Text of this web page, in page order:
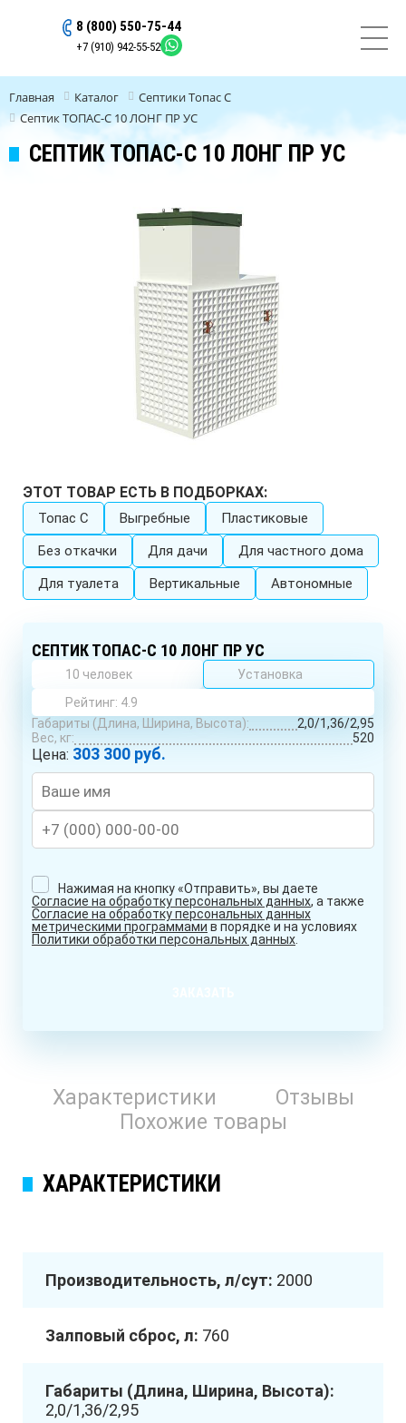
8 (800) 550-75-44
+7 (910) 942-55-52
Главная Каталог
Септики Топас C
Септик ТОПАС-С 10 ЛОНГ ПР УС
СЕПТИК ТОПАС-С 10 ЛОНГ ПР УС
ЭТОТ ТОВАР ЕСТЬ В ПОДБОРКАХ:
Топас C Выгребные
Пластиковые
Без откачки
Для дачи
Для частного дома
Для туалета
Вертикальные Автономные
СЕПТИК ТОПАС-С 10 ЛОНГ ПР УС
10 человек
Установка
Рейтинг: 4.9
Габариты (Длина, Ширина, Высота):
2,0/1,36/2,95
Вес, кг:
520
Цена: 303 300 руб.
Нажимая на кнопку «Отправить», вы даете
Согласие на обработку персональных данных, а также
Согласие на обработку персональных данных
метрическими программами в порядке и на условиях
Политики обработки персональных данных
Характеристики
Отзывы
Похожие товары
ХАРАКТЕРИСТИКИ
Производительность, л/сут: 2000
Залповый сброс, л: 760
Габариты (Длина, Ширина, Высота):
2,0/1,36/2,95